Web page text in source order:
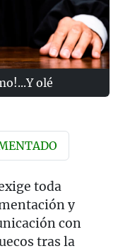
olé
toda
y
con
tras la